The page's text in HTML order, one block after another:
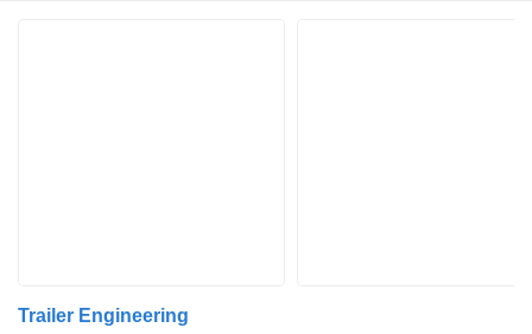
Trailer Engineering